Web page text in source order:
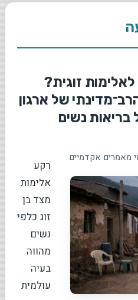
לאלימות זוגית?
של ארגון
בריאות נשים
מאמרים אקדמיים
רקע
אלימות
מצד בן
זוג כלפי
נשים
מהווה
בעיה
עולמית